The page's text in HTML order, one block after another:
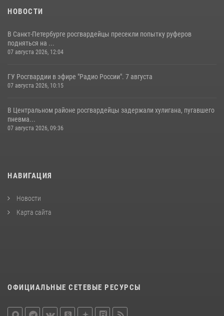
НОВОСТИ
В Санкт-Петербурге росгвардейцы пресекли попытку руферов
подняться на ...
07 августа 2026, 12:04
ГУ Росгвардии в эфире "Радио России". 7 августа
07 августа 2026, 10:15
В Центральном районе росгвардейцы задержали хулигана, пугавшего
пневма...
07 августа 2026, 09:36
НАВИГАЦИЯ
Новости
Карта сайта
ОФИЦИАЛЬНЫЕ СЕТЕВЫЕ РЕСУРСЫ